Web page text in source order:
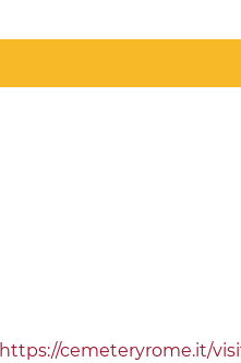
https://cemeteryrome.it/